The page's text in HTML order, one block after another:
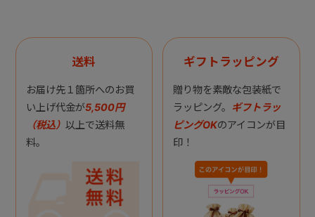
送料
お届け先１箇所へのお買
い上げ代金が5,500円
（税込） 以上で送料無
料。
ギフトラッピング
贈り物を素敵な包装紙で
ラッピング。 ギフトラッ
ピングOKのアイコンが目
印！